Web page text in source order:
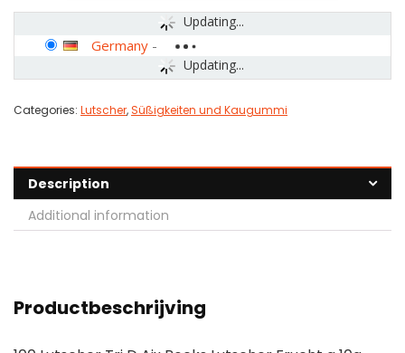
Updating...
Updating...
Germany -
Categories: Lutscher,Süßigkeiten und Kaugummi
Description
Additional information
Productbeschrijving